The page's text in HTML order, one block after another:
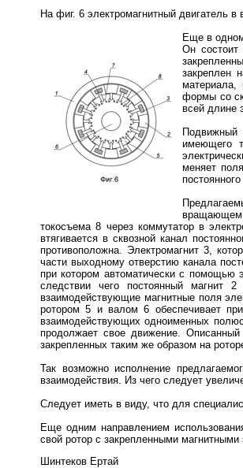
На фиг. 6 электромагнитный двигатель
Еще в
Он
закреплен
материала,
формы со
всей длине
Подвижный
имеющего
меняет
вращающем
токосъема 8 через коммутатор в
втягивается в сквозной канал
противоположна. Электромагнит 3,
части выходному отверстию канала
при котором автоматически с помощью
следствии чего постоянный магнит
взаимодействующие магнитные поля
ротором 5 и валом 6 обеспечивает
взаимодействующих одноименных
продолжает свое движение.
закрепленных таким же образом на
Так возможно исполнение
взаимодействия. Из чего следует
Следует иметь в виду, что для
Еще одним направлением
свой ротор с закрепленными
Шинтеков Ертай